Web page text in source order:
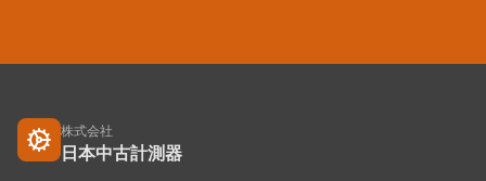
株式会社
日本中古計測器